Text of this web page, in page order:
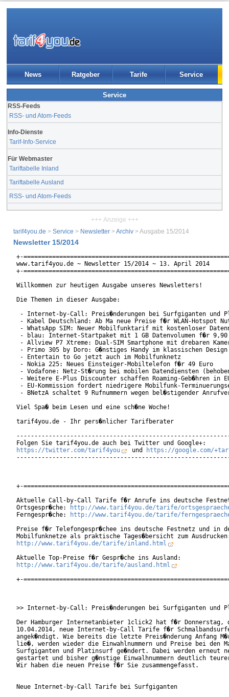
News Ratgeber Tarife Service
Service
RSS-Feeds
RSS- und Atom-Feeds
Info-Dienste
Tarif-Info-Service
Für Webmaster
Tariftabelle Inland
Tariftabelle Ausland
RSS- und Atom-Feeds
+++ Anzeige +++
tarif4you.de > Service > Newsletter >Archiv > Ausgabe 15/2014
Newsletter 15/2014
+-
www.tarif4you.de ~ Newsletter 15/2014 ~ 13. April 2014
+-
Willkommen zur heutigen Ausgabe unseres Newsletters!
Die Themen in dieser Ausgabe:
- Internet-by-Call: Preis�nderungen bei Surfgiganten und
- Kabel Deutschland: Ab Ma neue Preise f�r WLAN-Hotspot
- WhatsApp SIM: Neuer Mobilfunktarif mit kostenloser
- blau: Internet-Startpaket mit 1 GB Datenvolumen f�r 9,90
- Allview P7 Xtreme: Dual-SIM Smartphone mit drebaren
- Primo 305 by Doro: G�nstiges Handy im klassischen Design
- Entertain to Go jetzt auch im Mobilfunknetz
- Nokia 225: Neues Einsteiger-Mobiltelefon f�r 49 Euro
- Vodafone: Netz-St�rung bei mobilen Datendiensten
- Weitere E-Plus Discounter schaffen Roaming-Geb�hren in
- EU-Kommission fordert niedrigere Mobilfunk-
- BNetzA schaltet 9 Rufnummern wegen bel�stigender
Viel Spa� beim Lesen und eine sch�ne Woche!
tarif4you.de - Ihr pers�nlicher Tarifberater
https://twitter.com/tarif4you
und
https://google.com/
+-
Aktuelle Call-by-Call Tarife f�r Anrufe ins deutsche
Ortsgespr�che:
http://www.tarif4you.de/tarife/
Ferngespr�che:
http://www.tarif4you.de/tarife/
Preise f�r Telefongespr�chee ins deutsche Festnetz und in
http://www.tarif4you.de/tarife/inland.html
http://www.tarif4you.de/tarife/ausland.html
+-
>> Internet-by-Call: Preis�nderungen bei Surfgiganten und
Der Hamburger Internetanbieter 1click2 hat f�r Donnerstag,
10.04.2014, neue Internet-by-Call Tarife f�r
angek�ndigt. Wie bereits die letzte Preis�nderung Anfang
lie�, werden wieder die Einwahlnummern und Preise bei den
Surfgiganten und Platinsurf ge�ndert. Dabei werden erneut
gestartet und bisher g�nstige Einwalhnummern deutlich
Wir haben die neuen Preise f�r Sie zusammengefasst.
Neue Internet-by-Call Tarife bei Surfgiganten